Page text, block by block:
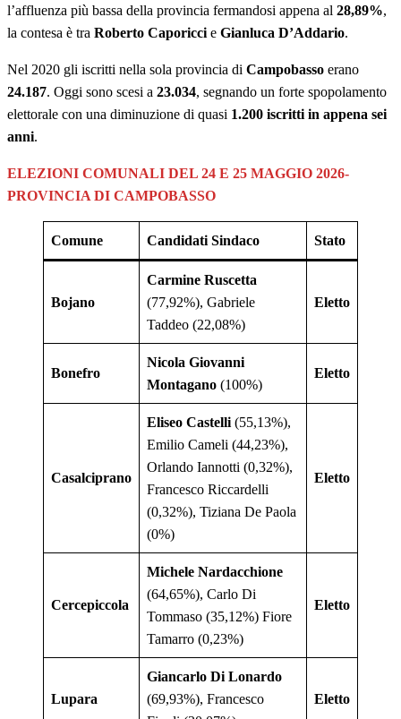
l’affluenza più bassa della provincia fermandosi appena al 28,89%,
la contesa è tra Roberto Caporicci e Gianluca D’Addario.
Nel 2020 gli iscritti nella sola provincia di Campobasso erano
24.187. Oggi sono scesi a 23.034, segnando un forte spopolamento
elettorale con una diminuzione di quasi 1.200 iscritti in appena sei
anni.
ELEZIONI COMUNALI DEL 24 E 25 MAGGIO 2026-
PROVINCIA DI CAMPOBASSO
Comune Candidati Sindaco Stato
Bojano
Carmine Ruscetta
(77,92%), Gabriele
Taddeo (22,08%)
Eletto
Bonefro
Nicola Giovanni
Montagano (100%)
Eletto
Casalciprano
Eliseo Castelli (55,13%),
Emilio Cameli (44,23%),
Orlando Iannotti (0,32%),
Francesco Riccardelli
(0,32%), Tiziana De Paola
(0%)
Eletto
Cercepiccola
Michele Nardacchione
(64,65%), Carlo Di
Tommaso (35,12%) Fiore
Tamarro (0,23%)
Eletto
Lupara
Giancarlo Di Lonardo
(69,93%), Francesco
Eletto